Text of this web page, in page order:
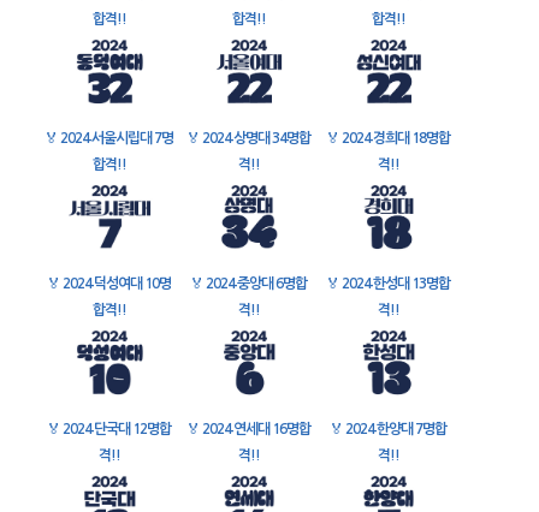
합격!!
합격!!
합격!!
🏅 2024 서울시립대 7명
합격!!
🏅 2024 상명대 34명합
격!!
🏅 2024 경희대 18명합
격!!
🏅 2024 덕성여대 10명
합격!!
🏅 2024 중앙대 6명합
격!!
🏅 2024 한성대 13명합
격!!
🏅 2024 단국대 12명합
격!!
🏅 2024 연세대 16명합
격!!
🏅 2024 한양대 7명합
격!!